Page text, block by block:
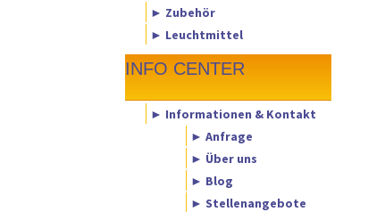
► Zubehör
► Leuchtmittel
INFO CENTER
► Informationen & Kontakt
► Anfrage
► Über uns
► Blog
► Stellenangebote